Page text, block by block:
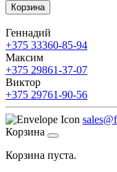
Корзина
Геннадий
+375 33360-85-94
Максим
+375 29861-37-07
Виктор
+375 29761-90-56
Корзина
Корзина пуста.